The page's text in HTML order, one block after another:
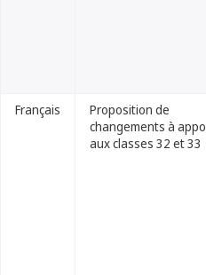
Français
Proposition de
changements à
aux classes 32 et 33